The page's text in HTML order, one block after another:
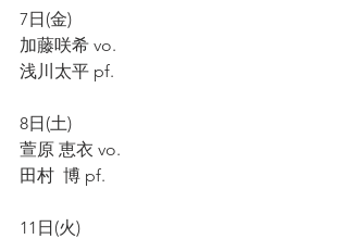
7日(金)
加藤咲希 vo.
浅川太平 pf.
8日(土)
萱原 恵衣 vo.
田村  博 pf.
11日(火)